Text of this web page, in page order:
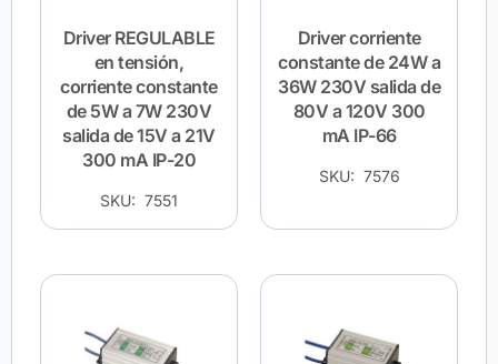
Driver REGULABLE
en tensión,
corriente constante
de 5W a 7W 230V
salida de 15V a 21V
300 mA IP-20
SKU: 7551
Driver corriente
constante de 24W a
36W 230V salida de
80V a 120V 300
mA IP-66
SKU: 7576